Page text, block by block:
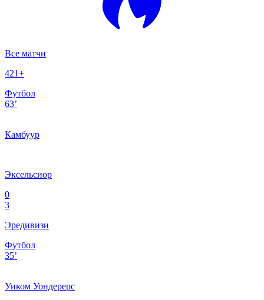
Все матчи
421+
Футбол
63’
Камбуур
Эксельсиор
0
3
Эредивизи
Футбол
35’
Уиком Уондерерс